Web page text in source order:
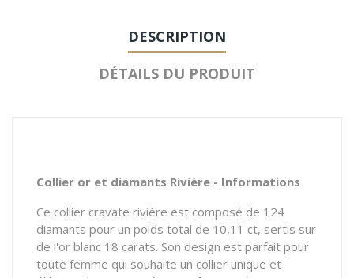
DESCRIPTION
DÉTAILS DU PRODUIT
Collier or et diamants Rivière - Informations
Ce collier cravate rivière est composé de 124
diamants pour un poids total de 10,11 ct, sertis sur
de l'or blanc 18 carats. Son design est parfait pour
toute femme qui souhaite un collier unique et